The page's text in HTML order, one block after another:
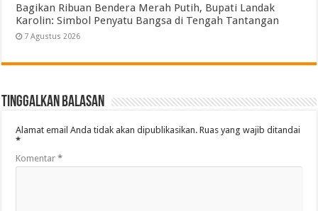
Bagikan Ribuan Bendera Merah Putih, Bupati Landak
Karolin: Simbol Penyatu Bangsa di Tengah Tantangan
7 Agustus 2026
Tinggalkan Balasan
Alamat email Anda tidak akan dipublikasikan. Ruas yang wajib ditandai
*
Komentar*